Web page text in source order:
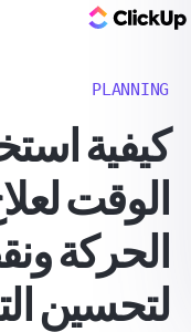
PLANNING
كيفية
الوقت
الحركة
لتحسين